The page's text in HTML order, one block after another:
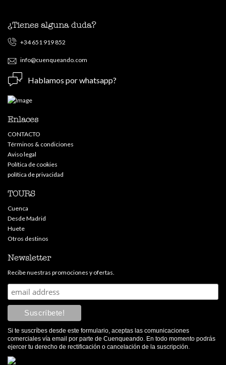
¿Tienes alguna duda?
+34 651 919 852
info@cuenqueando.com
Hablamos por whatsapp?
Enlaces
CONTACTO
Términos & condiciones
Aviso legal
Política de cookies
política de privacidad
TOURS
Cuenca
Desde Madrid
Huete
Otros destinos
Newsletter
Recibe nuestras promociones y ofertas.
Si te suscríbes desde este formulario, aceptas las comunicaciones
comerciales vía email por parte de Cuenqueando. En todo momento podrás
ejercer tu derecho de rectificación o cancelación de la suscripción.